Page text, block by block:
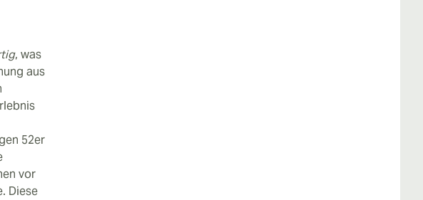
, was
aus
52er
vor
Diese